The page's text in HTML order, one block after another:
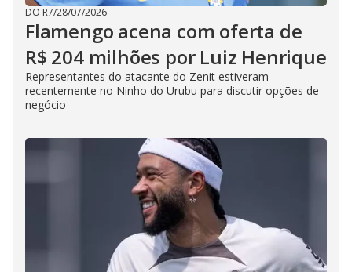
DO R7/28/07/2026
Flamengo acena com oferta de
R$ 204 milhões por Luiz Henrique
Representantes do atacante do Zenit estiveram
recentemente no Ninho do Urubu para discutir opções de
negócio